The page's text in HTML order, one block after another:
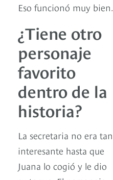
Eso funcionó muy bien.
¿Tiene otro
personaje
favorito
dentro de la
historia?
La secretaria no era tan
interesante hasta que
Juana lo cogió y le dio